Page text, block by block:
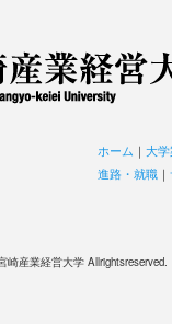
ホーム ｜ 大
進路・就職 ｜
崎産業経営大学 Allrightsreserved.